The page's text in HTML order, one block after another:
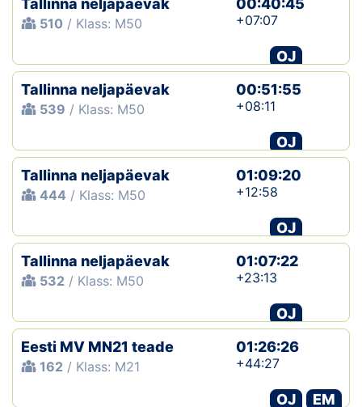
Tallinna neljapäevak
510 / Klass: M50
00:40:45
+07:07
OJ
Tallinna neljapäevak
539 / Klass: M50
00:51:55
+08:11
OJ
Tallinna neljapäevak
444 / Klass: M50
01:09:20
+12:58
OJ
Tallinna neljapäevak
532 / Klass: M50
01:07:22
+23:13
OJ
Eesti MV MN21 teade
162 / Klass: M21
01:26:26
+44:27
OJ EM